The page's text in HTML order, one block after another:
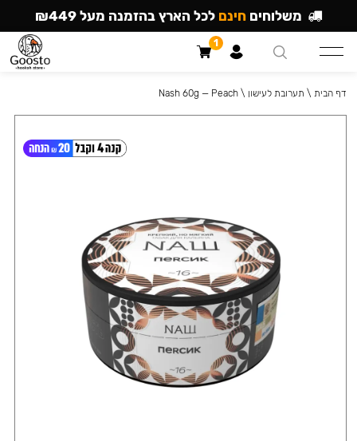
דף הבית \ תערובת לעישון \
Nash 60g — Peach
משלוחים חינם לכל הארץ בהזמנה מעל ₪449
1